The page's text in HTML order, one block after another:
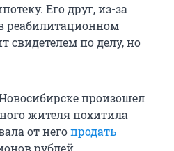
Его друг, из-за
реабилитационном
свидетелем по делу, но
произошел
жителя похитила
от негопродать
рублей.